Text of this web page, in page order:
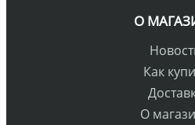
О
Как
О